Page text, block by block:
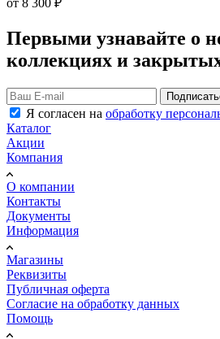
Первыми узнавайте о
коллекциях и
Я согласен на обработку
Каталог
Акции
Компания
О компании
Контакты
Документы
Информация
Магазины
Реквизиты
Публичная оферта
Согласие на обработку данных
Помощь